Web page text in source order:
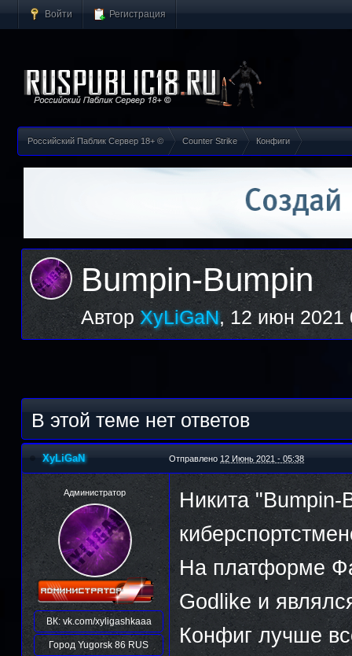
Войти Регистрация
Российский Паблик Сервер 18+ © Counter Strike Конфиги
Bumpin-Bumpin
АвторXyLiGaN, 12 июн 2021
В этой теме нет ответов
XyLiGaN Отправлено 12 Июнь 2021 - 05:38
Администратор
ВК: vk.com/xyligashkaaa
Город Yugorsk 86 RUS
Никита
На платформе
Godlike и
Конфиг лучше